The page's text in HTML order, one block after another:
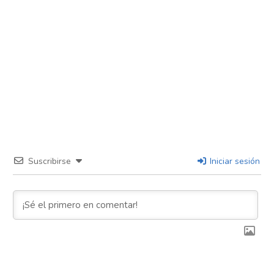
Suscribirse Iniciar sesión